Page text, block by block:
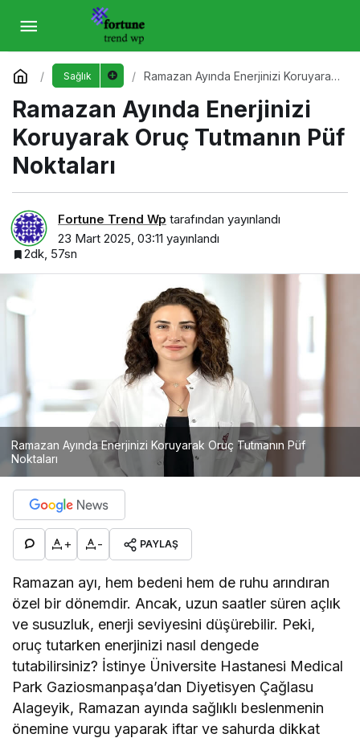
Sağlık
Ramazan Ayında Enerjinizi Koruyarak
Ramazan Ayında Enerjinizi
Koruyarak Oruç Tutmanın Püf
Noktaları
Fortune Trend Wp tarafından yayınlandı
23 Mart 2025, 03:11 yayınlandı
2dk, 57sn
Ramazan Ayında Enerjinizi Koruyarak Oruç Tutmanın Püf
Noktaları
+ - PAYLAŞ
Ramazan ayı, hem bedeni hem de ruhu arındıran
özel bir dönemdir. Ancak, uzun saatler süren açlık
ve susuzluk, enerji seviyesini düşürebilir. Peki,
oruç tutarken enerjinizi nasıl dengede
tutabilirsiniz? İstinye Üniversite Hastanesi Medical
Park Gaziosmanpaşa’dan Diyetisyen Çağlasu
Alageyik, Ramazan ayında sağlıklı beslenmenin
önemine vurgu yaparak iftar ve sahurda dikkat
Ramazan Ayında Enerjinizi Koruyarak Oruç
Tutmanın Püf Noktaları
Yorum Yap